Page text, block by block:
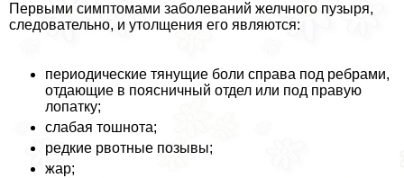
Первыми симптомами заболеваний желчного пузыря,
следовательно, и утолщения его являются:
периодические тянущие боли справа под ребрами,
отдающие в поясничный отдел или под правую
лопатку;
слабая тошнота;
редкие рвотные позывы;
жар;